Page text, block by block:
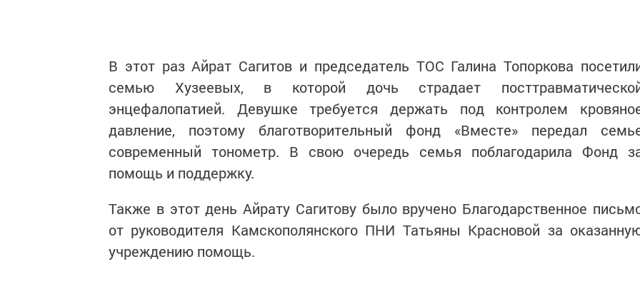
В этот раз Айрат Сагитов и председатель ТОС Галина Топоркова
семью Хузеевых, в которой дочь страдает
энцефалопатией. Девушке требуется держать под контролем
давление, поэтому благотворительный фонд «Вместе» передал
современный тонометр. В свою очередь семья поблагодарила Фонд
помощь и поддержку.
Также в этот день Айрату Сагитову было вручено Благодарственное
от руководителя Камскополянского ПНИ Татьяны Красновой за
учреждению помощь.